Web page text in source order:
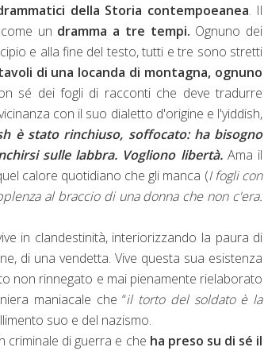
della Storia contempoeanea. Il
un dramma a tre tempi. Ognuno dei
e alla fine del testo, tutti e tre sono stretti
di una locanda di montagna, ognuno
sé dei fogli di racconti che deve tradurre
con il suo dialetto d'origine e l'yiddish,
è stato rinchiuso, soffocato: ha bisogno
sulle labbra. Vogliono libertà.Ama il
calore quotidiano che gli manca (I fogli con
al braccio di una donna che non c'era.
in clandestinità, interiorizzando la paura di
di una vendetta. Vive questa sua esistenza
non rinnegato e mai pienamente rielaborato
maniacale che “il torto del soldato è la
suo e del nazismo.
criminale di guerra e che ha preso su di sé il